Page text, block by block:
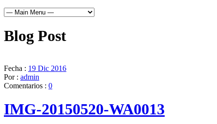
Blog Post
Fecha : 19 Dic 2016
Por : admin
Comentarios : 0
IMG-20150520-WA0013